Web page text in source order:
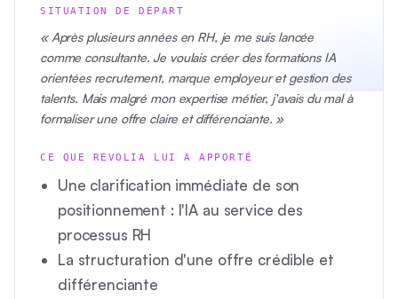
SITUATION DE DÉPART
« Après plusieurs années en RH, je me suis lancée
comme consultante. Je voulais créer des formations IA
orientées recrutement, marque employeur et gestion des
talents. Mais malgré mon expertise métier, j'avais du mal à
formaliser une offre claire et différenciante. »
CE QUE REVOLIA LUI A APPORTÉ
Une clarification immédiate de son
positionnement : l'IA au service des
processus RH
La structuration d'une offre crédible et
différenciante